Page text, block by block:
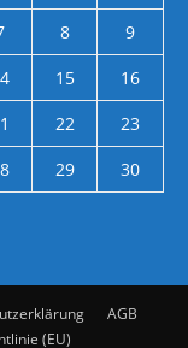
8
9
15
16
22
23
29
30
AGB
(EU)